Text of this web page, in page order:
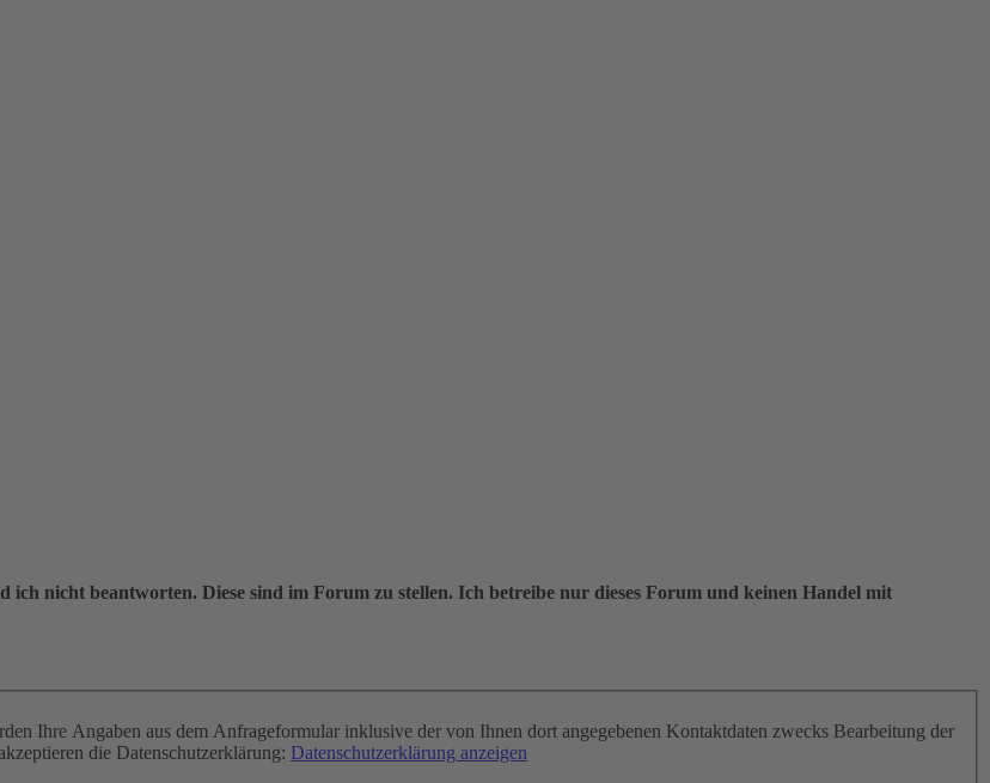
nicht beantworten. Diese sind im Forum zu stellen. Ich betreibe nur dieses Forum und keinen Handel mit
Ihre Angaben aus dem Anfrageformular inklusive der von Ihnen dort angegebenen Kontaktdaten zwecks Bearbeitung der
die Datenschutzerklärung: Datenschutzerklärung anzeigen